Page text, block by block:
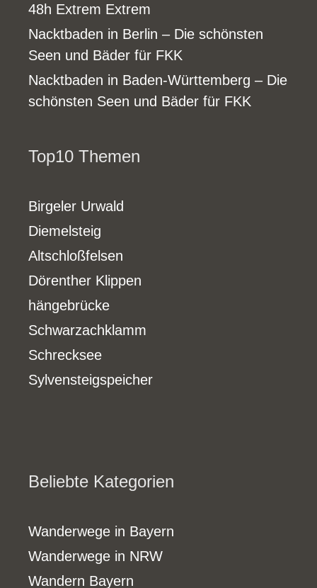
48h Extrem Extrem
Nacktbaden in Berlin – Die schönsten
Seen und Bäder für FKK
Nacktbaden in Baden-Württemberg – Die
schönsten Seen und Bäder für FKK
Top10 Themen
Birgeler Urwald
Diemelsteig
Altschloßfelsen
Dörenther Klippen
hängebrücke
Schwarzachklamm
Schrecksee
Sylvensteigspeicher
Beliebte Kategorien
Wanderwege in Bayern
Wanderwege in NRW
Wandern Bayern